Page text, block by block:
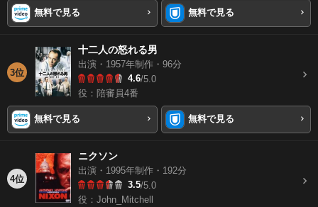
無料で見る 無料で見る
3位
十二人の怒れる男
出演・1957年制作・96分
4.6/5.0
役：陪審員4番
無料で見る 無料で見る
4位
ニクソン
出演・1995年制作・192分
3.5/5.0
役：John_Mitchell